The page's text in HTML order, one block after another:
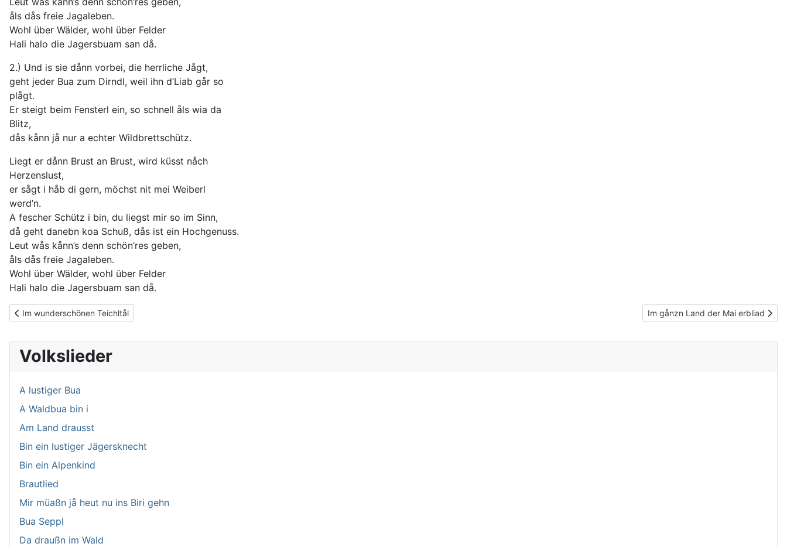
åls dås freie Jagaleben.
Wohl über Wälder, wohl über Felder
Hali halo die Jagersbuam san då.
2.) Und is sie dånn vorbei, die herrliche Jågt,
geht jeder Bua zum Dirndl, weil ihn d’Liab går so
plågt.
Er steigt beim Fensterl ein, so schnell åls wia da
Blitz,
dås kånn jå nur a echter Wildbrettschütz.
Liegt er dånn Brust an Brust, wird küsst nåch
Herzenslust,
er sågt i håb di gern, möchst nit mei Weiberl
werd’n.
A fescher Schütz i bin, du liegst mir so im Sinn,
då geht danebn koa Schuß, dås ist ein Hochgenuss.
Leut wås kånn’s denn schön’res geben,
åls dås freie Jagaleben.
Wohl über Wälder, wohl über Felder
Hali halo die Jagersbuam san då.
Vorheriger Beitrag: Im wunderschönen Teichltål
Im wunderschönen Teichltål Nächster Beitrag: Im gånzn Land
Im gånzn Land der Mai erbliad
Volkslieder
A lustiger Bua
A Waldbua bin i
Am Land drausst
Bin ein lustiger Jägersknecht
Bin ein Alpenkind
Brautlied
Mir müaßn jå heut nu ins Biri gehn
Bua Seppl
Da draußn im Wald